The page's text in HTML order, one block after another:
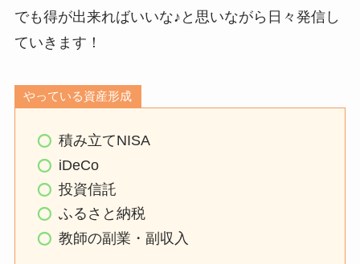
でも得が出来ればいいな♪と思いながら日々発信し
ていきます！
やっている資産形成
積み立てNISA
iDeCo
投資信託
ふるさと納税
教師の副業・副収入